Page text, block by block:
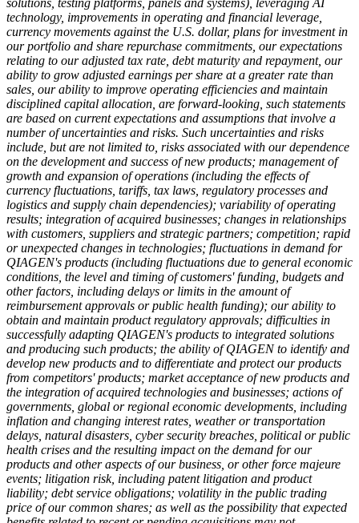
technology, improvements in operating and financial leverage,
currency movements against the U.S. dollar, plans for investment in
our portfolio and share repurchase commitments, our expectations
relating to our adjusted tax rate, debt maturity and repayment, our
ability to grow adjusted earnings per share at a greater rate than
sales, our ability to improve operating efficiencies and maintain
disciplined capital allocation, are forward-looking, such statements
are based on current expectations and assumptions that involve a
number of uncertainties and risks. Such uncertainties and risks
include, but are not limited to, risks associated with our dependence
on the development and success of new products; management of
growth and expansion of operations (including the effects of
currency fluctuations, tariffs, tax laws, regulatory processes and
logistics and supply chain dependencies); variability of operating
results; integration of acquired businesses; changes in relationships
with customers, suppliers and strategic partners; competition; rapid
or unexpected changes in technologies; fluctuations in demand for
QIAGEN's products (including fluctuations due to general economic
conditions, the level and timing of customers' funding, budgets and
other factors, including delays or limits in the amount of
reimbursement approvals or public health funding); our ability to
obtain and maintain product regulatory approvals; difficulties in
successfully adapting QIAGEN's products to integrated solutions
and producing such products; the ability of QIAGEN to identify and
develop new products and to differentiate and protect our products
from competitors' products; market acceptance of new products and
the integration of acquired technologies and businesses; actions of
governments, global or regional economic developments, including
inflation and changing interest rates, weather or transportation
delays, natural disasters, cyber security breaches, political or public
health crises and the resulting impact on the demand for our
products and other aspects of our business, or other force majeure
events; litigation risk, including patent litigation and product
liability; debt service obligations; volatility in the public trading
price of our common shares; as well as the possibility that expected